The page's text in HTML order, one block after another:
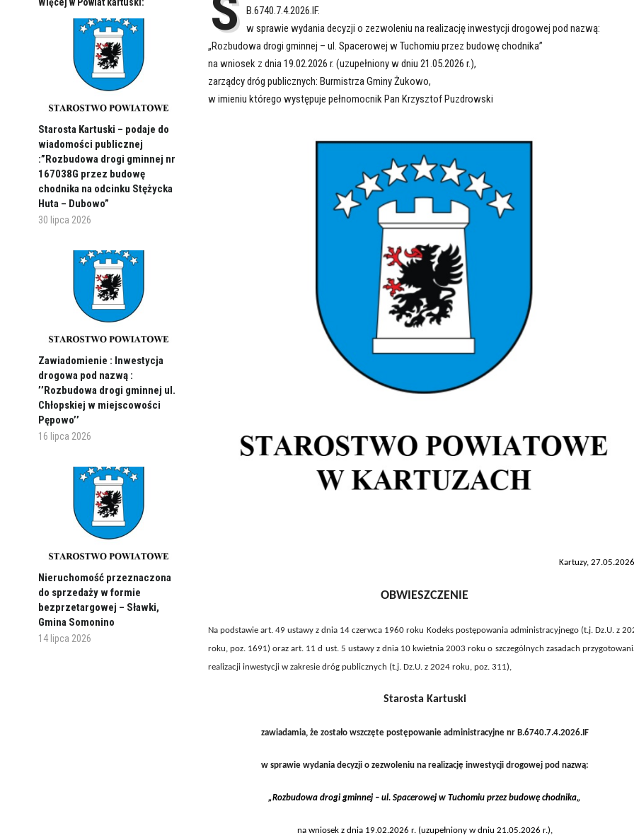
Starosta Kartuski – podaje do
wiadomości publicznej
:”Rozbudowa drogi gminnej nr
167038G przez budowę
chodnika na odcinku Stężycka
Huta – Dubowo”
30 lipca 2026
Zawiadomienie : Inwestycja
drogowa pod nazwą :
’’Rozbudowa drogi gminnej ul.
Chłopskiej w miejscowości
Pępowo’’
16 lipca 2026
Nieruchomość przeznaczona
do sprzedaży w formie
bezprzetargowej – Sławki,
Gmina Somonino
14 lipca 2026
B.6740.7.4.2026.IF.
w sprawie wydania decyzji o zezwoleniu na realizację inwestycji drogowej pod nazwą:
„Rozbudowa drogi gminnej – ul. Spacerowej w Tuchomiu przez budowę chodnika”
na wniosek z dnia 19.02.2026 r. (uzupełniony w dniu 21.05.2026 r.),
zarządcy dróg publicznych: Burmistrza Gminy Żukowo,
w imieniu którego występuje pełnomocnik Pan Krzysztof Puzdrowski
Kartuzy,
OBWIESZCZENIE
Na podstawie art. 49 ustawy z dnia 14 czerwca 1960 roku Kodeks postępowania administracyjnego (t.j. Dz.U. z
roku, poz. 1691) oraz art. 11 d ust. 5 ustawy z dnia 10 kwietnia 2003 roku o szczególnych zasadach
realizacji inwestycji w zakresie dróg publicznych (t.j. Dz.U. z 2024 roku, poz. 311),
Starosta Kartuski
zawiadamia, że zostało wszczęte postępowanie administracyjne nr B.6740.7.4.2026.IF
w sprawie wydania decyzji o zezwoleniu na realizację inwestycji drogowej pod nazwą:
„Rozbudowadrogi gminnej – ul. Spacerowej w Tuchomiu przez budowę chodnika„
na wniosek z dnia 19.02.2026 r. (uzupełniony w dniu 21.05.2026 r.),